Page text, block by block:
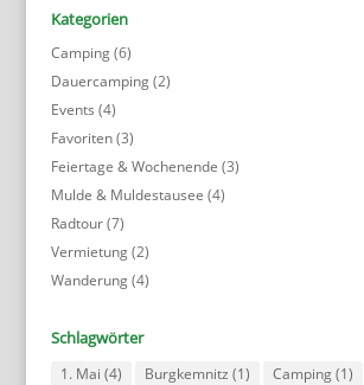
Kategorien
Camping(6)
Dauercamping(2)
Events (4)
Favoriten(3)
Feiertage & Wochenende (3)
Mulde & Muldestausee (4)
Radtour(7)
Vermietung(2)
Wanderung(4)
Schlagwörter
1. Mai (4) Burgkemnitz (1) Camping(1)